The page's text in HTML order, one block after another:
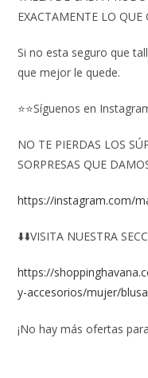
EXACTAMENTE LO QUE
Si no esta seguro que
que mejor le quede.
⭐⭐Síguenos en
NO TE PIERDAS LOS
SORPRESAS QUE
https://instagram.com/
⬇️⬇️VISITA NUESTRA
https://
y-accesorios/mujer/
¡No hay más ofertas